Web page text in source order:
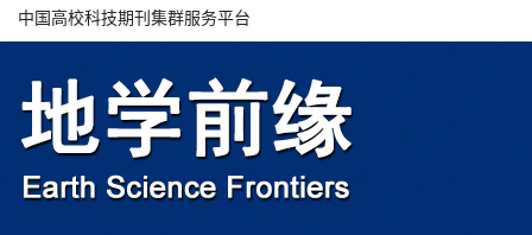
中国高校科技期刊集群服务平台